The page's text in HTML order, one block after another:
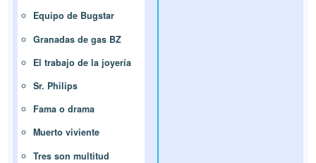
Equipo de Bugstar
Granadas de gas BZ
El trabajo de la joyería
Sr. Philips
Fama o drama
Muerto viviente
Tres son multitud